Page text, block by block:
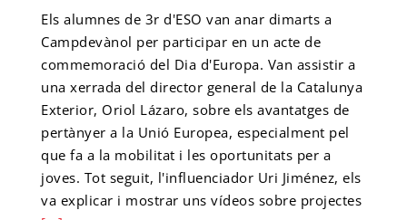
Els alumnes de 3r d'ESO van anar dimarts a
Campdevànol per participar en un acte de
commemoració del Dia d'Europa. Van assistir a
una xerrada del director general de la Catalunya
Exterior, Oriol Lázaro, sobre els avantatges de
pertànyer a la Unió Europea, especialment pel
que fa a la mobilitat i les oportunitats per a
joves. Tot seguit, l'influenciador Uri Jiménez, els
va explicar i mostrar uns vídeos sobre projectes